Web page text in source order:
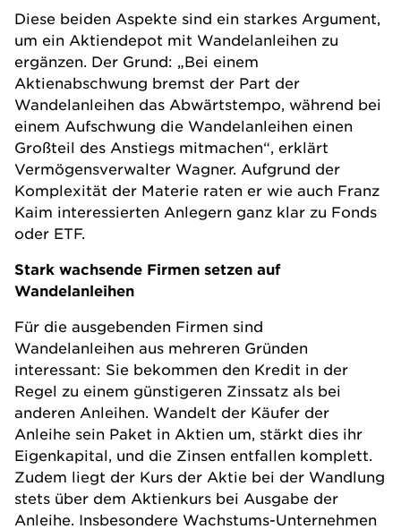
Diese beiden Aspekte sind ein starkes Argument,
um ein Aktiendepot mit Wandelanleihen zu
ergänzen. Der Grund: „Bei einem
Aktienabschwung bremst der Part der
Wandelanleihen das Abwärtstempo, während bei
einem Aufschwung die Wandelanleihen einen
Großteil des Anstiegs mitmachen“, erklärt
Vermögensverwalter Wagner. Aufgrund der
Komplexität der Materie raten er wie auch Franz
Kaim interessierten Anlegern ganz klar zu Fonds
oder ETF.
Stark wachsende Firmen setzen auf
Wandelanleihen
Für die ausgebenden Firmen sind
Wandelanleihen aus mehreren Gründen
interessant: Sie bekommen den Kredit in der
Regel zu einem günstigeren Zinssatz als bei
anderen Anleihen. Wandelt der Käufer der
Anleihe sein Paket in Aktien um, stärkt dies ihr
Eigenkapital, und die Zinsen entfallen komplett.
Zudem liegt der Kurs der Aktie bei der Wandlung
stets über dem Aktienkurs bei Ausgabe der
Anleihe. Insbesondere Wachstums-Unternehmen